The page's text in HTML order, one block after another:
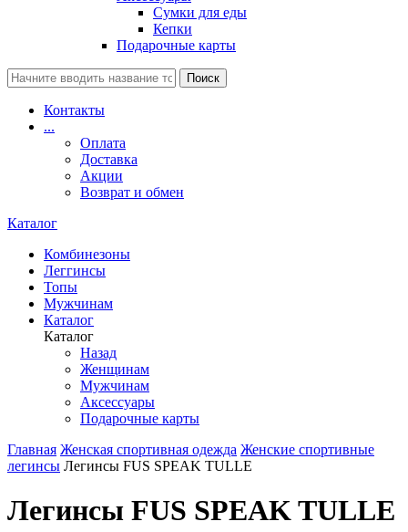
Сумки для еды
Кепки
Подарочные карты
Поиск
Контакты
...
Оплата
Доставка
Акции
Возврат и обмен
Каталог
Комбинезоны
Леггинсы
Топы
Мужчинам
Каталог
Каталог
Назад
Женщинам
Мужчинам
Аксессуары
Подарочные карты
Главная Женская спортивная одежда Женские спортивные
легинсы Легинсы FUS SPEAK TULLE
Легинсы FUS SPEAK TULLE